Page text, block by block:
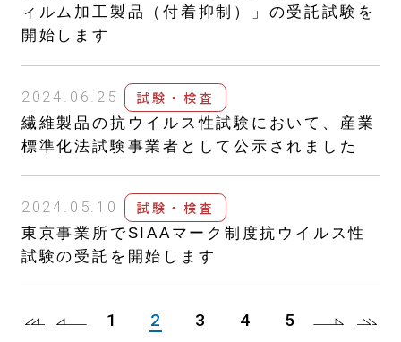
ィルム加工製品（付着抑制）」の受託試験を
開始します
2024.06.25 試験・検査
繊維製品の抗ウイルス性試験において、産業
標準化法試験事業者として公示されました
2024.05.10 試験・検査
東京事業所でSIAAマーク制度抗ウイルス性
試験の受託を開始します
1 2 3 4 5